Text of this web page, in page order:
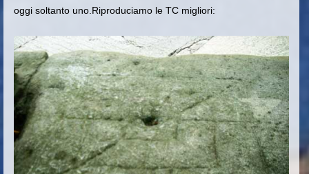
oggi soltanto uno.Riproduciamo le TC migliori: